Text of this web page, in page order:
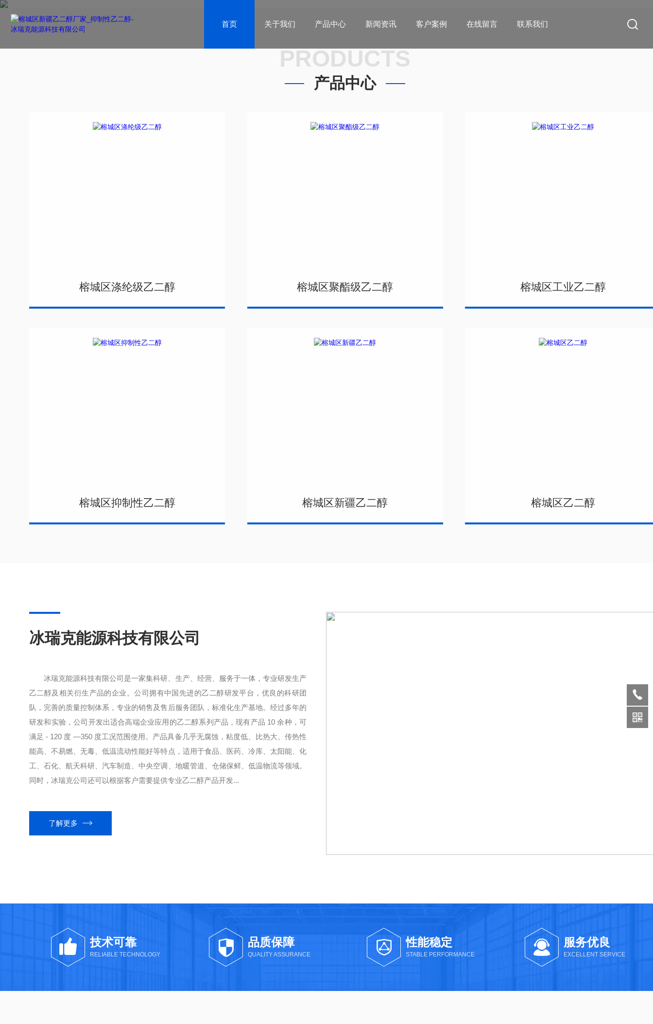
首页 关于我们 产品中心 新闻资讯 客户案例 在线留言 联系我们
PRODUCTS
产品中心
榕城区涤纶级乙二醇 榕城区聚酯级乙二醇 榕城区工业乙二醇
榕城区抑制性乙二醇 榕城区新疆乙二醇 榕城区乙二醇
冰瑞克能源科技有限公司
冰瑞克能源科技有限公司是一家集科研、生产、经营、服务于一体，专业研发生产
乙二醇及相关衍生产品的企业。公司拥有中国先进的乙二醇研发平台，优良的科研团
队，完善的质量控制体系，专业的销售及售后服务团队，标准化生产基地。经过多年的
研发和实验，公司开发出适合高端企业应用的乙二醇系列产品，现有产品 10 余种，可
满足 - 120 度 —350 度工况范围使用。产品具备几乎无腐蚀，粘度低、比热大、传热性
能高、不易燃、无毒、低温流动性能好等特点，适用于食品、医药、冷库、太阳能、化
工、石化、航天科研、汽车制造、中央空调、地暖管道、仓储保鲜、低温物流等领域。
同时，冰瑞克公司还可以根据客户需要提供专业乙二醇产品开发...
了解更多
技术可靠
RELIABLE TECHNOLOGY
品质保障
QUALITY ASSURANCE
性能稳定
STABLE PERFORMANCE
服务优良
EXCELLENT SERVICE